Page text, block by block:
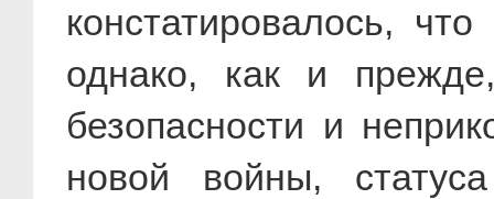
констатировалось,
однако, как и
безопасности и
новой войны,